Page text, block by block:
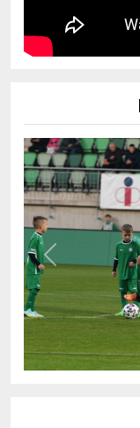
Previous